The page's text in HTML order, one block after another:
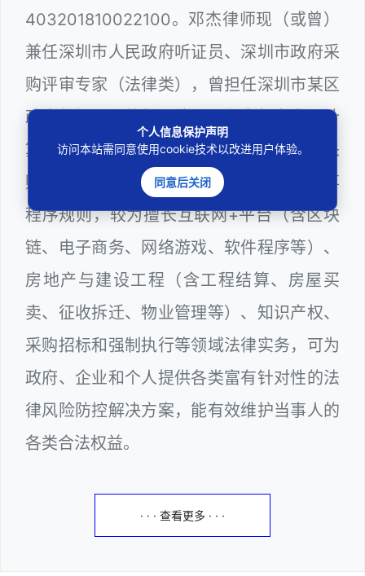
403201810022100。邓杰律师现（或曾）
兼任深圳市人民政府听证员、深圳市政府采
购评审专家（法律类），曾担任深圳市某区
政府部门公职律师、建设工程定标专家、计
算机信息网络安全员，在建筑工务、政府采
购等政府系统工作多年，十分熟悉政府办事
程序规则，较为擅长互联网+平台（含区块
链、电子商务、网络游戏、软件程序等）、
房地产与建设工程（含工程结算、房屋买
卖、征收拆迁、物业管理等）、知识产权、
采购招标和强制执行等领域法律实务，可为
政府、企业和个人提供各类富有针对性的法
律风险防控解决方案，能有效维护当事人的
各类合法权益。
· · · 查看更多 · · ·
个人信息保护声明
访问本站需同意使用cookie技术以改进用户体验。
同意后关闭